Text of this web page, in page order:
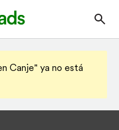
Canje" ya no está